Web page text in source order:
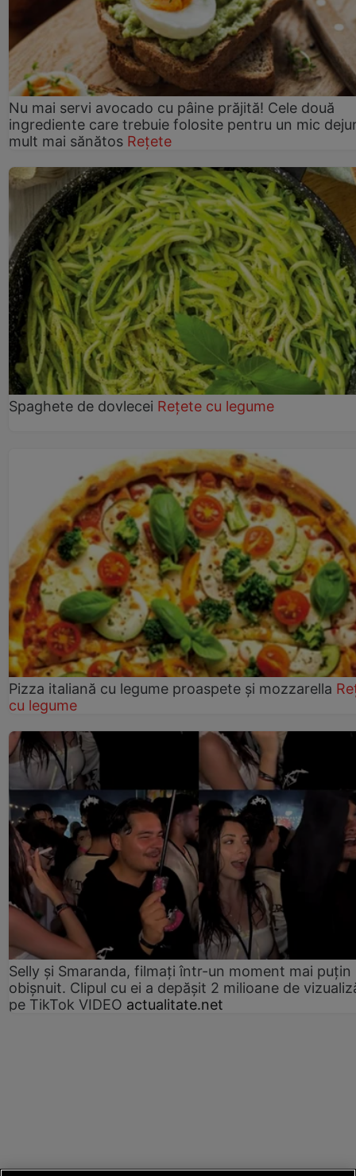
Nu mai servi avocado cu pâine prăjită! Cele două
ingrediente care trebuie folosite pentru un mic
mult mai sănătos Rețete
Spaghete de dovlecei Rețete cu legume
Pizza italiană cu legume proaspete și mozzarella
cu legume
Selly și Smaranda, filmați într-un moment mai puțin
obișnuit. Clipul cu ei a depășit 2 milioane de
pe TikTok VIDEO actualitate.net